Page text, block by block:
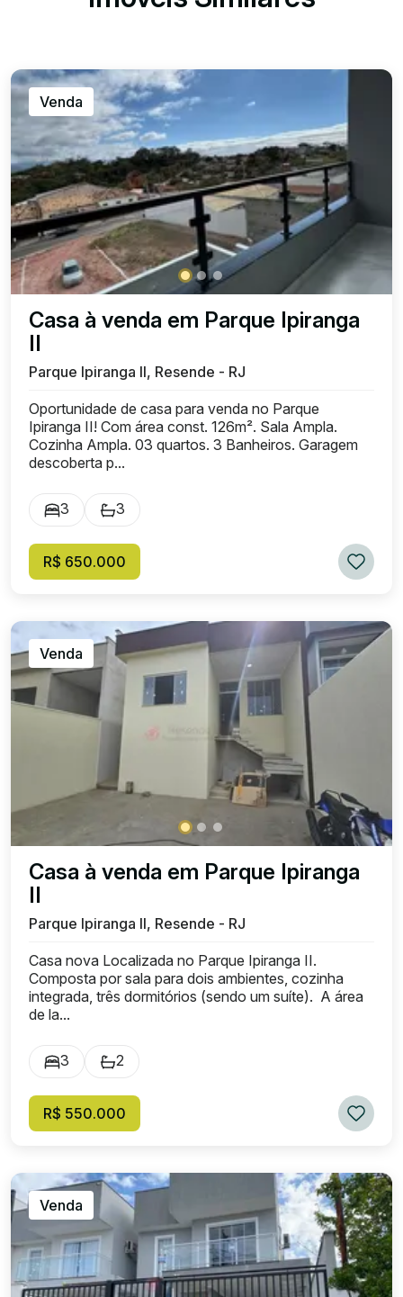
Venda
Casa à venda em Parque Ipiranga
II
Parque Ipiranga II, Resende - RJ
Oportunidade de casa para venda no Parque
Ipiranga II! Com área const. 126m². Sala Ampla.
Cozinha Ampla. 03 quartos. 3 Banheiros. Garagem
descoberta p...
3 3
R$ 650.000
Venda
Casa à venda em Parque Ipiranga
II
Parque Ipiranga II, Resende - RJ
Casa nova Localizada no Parque Ipiranga II.
Composta por sala para dois ambientes, cozinha
integrada, três dormitórios (sendo um suíte). A área
de la...
3 2
R$ 550.000
Venda